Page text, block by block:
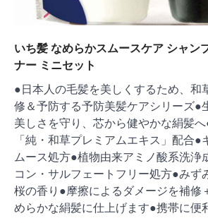
いち髪 なめらかスムースケア シャン
ナー ミニセット
●日本人の毛髪を美しくするため、和
修＆予防する予防美髪ケアシリーズ●
美しさを守り、芯から健やかな絹髪
「純・和草プレミアムエキス」配合●
ムース処方●植物由来アミノ酸系洗浄
コン・サルフェートフリー処方●みず
桜の香り●摩擦によるダメージを補修
めらかな絹髪に仕上げます●携帯に便